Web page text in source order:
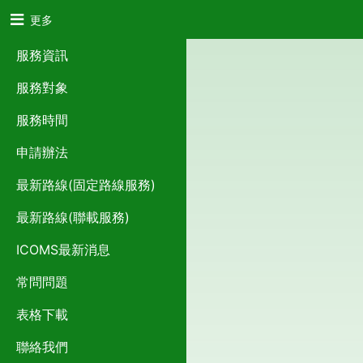
更多
服務資訊
服務對象
服務時間
申請辦法
最新路線(固定路線服務)
最新路線(聯載服務)
ICOMS最新消息
常問問題
表格下載
聯絡我們